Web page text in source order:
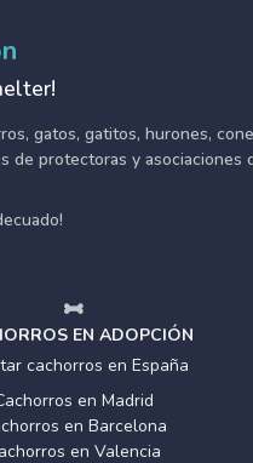
gatos, gatitos, hurones,
de protectoras y
EN ADOPCIÓN
cachorros en España
en Madrid
en Barcelona
en Valencia